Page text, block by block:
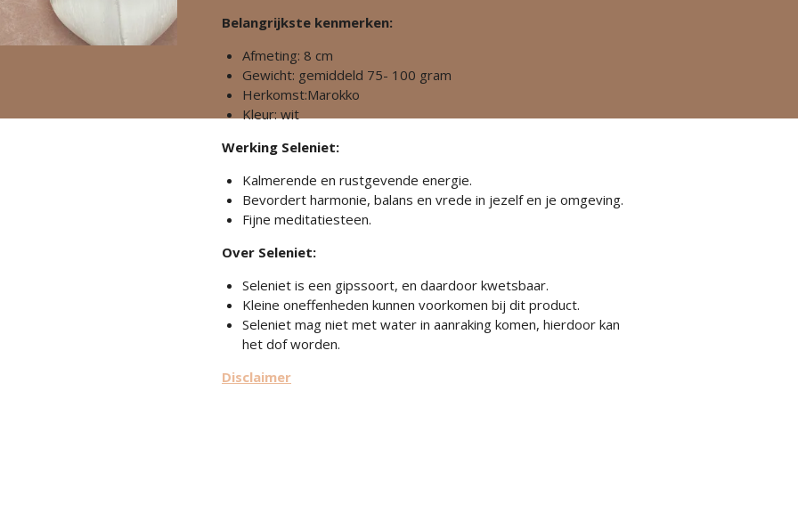
Belangrijkste kenmerken:
Afmeting: 8 cm
Gewicht: gemiddeld 75- 100 gram
Herkomst:Marokko
Kleur: wit
Werking Seleniet:
Kalmerende en rustgevende energie.
Bevordert harmonie, balans en vrede in jezelf en je omgeving.
Fijne meditatiesteen.
Over Seleniet:
Seleniet is een gipssoort, en daardoor kwetsbaar.
Kleine oneffenheden kunnen voorkomen bij dit product.
Seleniet mag niet met water in aanraking komen, hierdoor kan
het dof worden.
Disclaimer